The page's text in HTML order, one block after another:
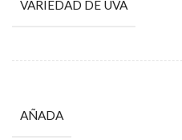
VARIEDAD DE UVA
AÑADA